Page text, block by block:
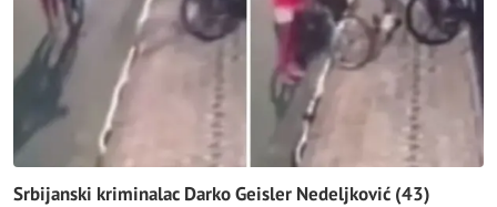
Srbijanski kriminalac Darko Geisler Nedeljković (43)